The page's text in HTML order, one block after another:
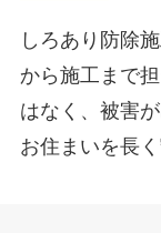
しろあり防除
から施工まで
はなく、被害
お住まいを長